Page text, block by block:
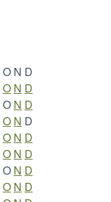
O N D
O N D
O N D
O N D
O N D
O N D
O N D
O N D